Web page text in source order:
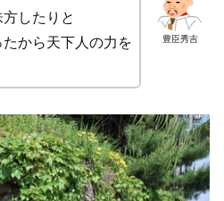
豊臣秀吉
方したりと
から天下人の力を